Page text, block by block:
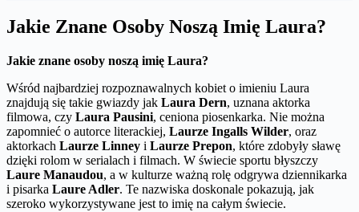
Jakie Znane Osoby Noszą Imię Laura?
Jakie znane osoby noszą imię Laura?
Wśród najbardziej rozpoznawalnych kobiet o imieniu Laura
znajdują się takie gwiazdy jak Laura Dern, uznana aktorka
filmowa, czy Laura Pausini, ceniona piosenkarka. Nie można
zapomnieć o autorce literackiej, Laurze Ingalls Wilder, oraz
aktorkach Laurze Linney i Laurze Prepon, które zdobyły sławę
dzięki rolom w serialach i filmach. W świecie sportu błyszczy
Laure Manaudou, a w kulturze ważną rolę odgrywa dziennikarka
i pisarka Laure Adler. Te nazwiska doskonale pokazują, jak
szeroko wykorzystywane jest to imię na całym świecie.